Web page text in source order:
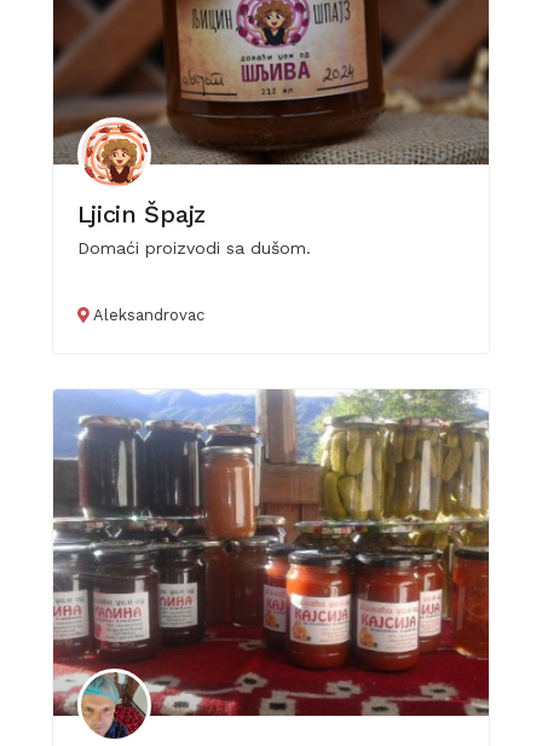
Ljicin Špajz
Domaći proizvodi sa dušom.
Aleksandrovac